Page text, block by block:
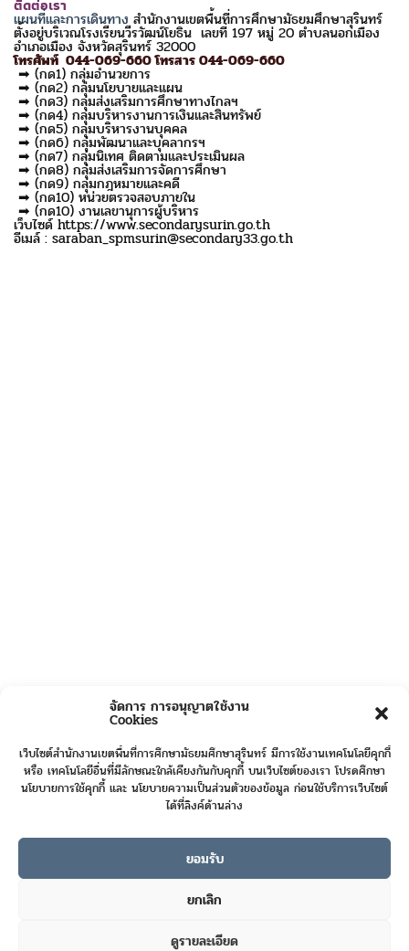
จัดการ การอนุญาตใช้งาน
Cookies
เว็บไซต์สำนักงานเขตพื้นที่การศึกษามัธยมศึกษาสุรินทร์ มีการใช้งานเทคโนโลยีคุกกี้
หรือ เทคโนโลยีอื่นที่มีลักษณะใกล้เคียงกันกับคุกกี้ บนเว็บไซต์ของเรา โปรดศึกษา
นโยบายการใช้คุกกี้ และ นโยบายความเป็นส่วนตัวของข้อมูล ก่อนใช้บริการเว็บไซต์
ได้ที่ลิงค์ด้านล่าง
ยอมรับ
ยกเลิก
ดูรายละเอียด
ติดต่อเรา
แผนที่และการเดินทาง สำนักงานเขตพื้นที่การศึกษามัธยมศึกษาสุรินทร์
ตั้งอยู่บริเวณโรงเรียนวีรวัฒน์โยธิน เลขที่ 197 หมู่ 20 ตำบลนอกเมือง
อำเภอเมือง จังหวัดสุรินทร์ 32000
โทรศัพท์ 044-069-660 โทรสาร 044-069-660
➡ (กด1) กลุ่มอำนวยการ
➡ (กด2) กลุ่มนโยบายและแผน
➡ (กด3) กลุ่มส่งเสริมการศึกษาทางไกลฯ
➡ (กด4) กลุ่มบริหารงานการเงินและสินทรัพย์
➡ (กด5) กลุ่มบริหารงานบุคคล
➡ (กด6) กลุ่มพัฒนาและบุคลากรฯ
➡ (กด7) กลุ่มนิเทศ ติดตามและประเมินผล
➡ (กด8) กลุ่มส่งเสริมการจัดการศึกษา
➡ (กด9) กลุ่มกฎหมายและคดี
➡ (กด10) หน่วยตรวจสอบภายใน
➡ (กด10) งานเลขานุการผู้บริหาร
เว็บไซด์ https://www.secondarysurin.go.th
อีเมล์ : saraban_spmsurin@secondary33.go.th
421641